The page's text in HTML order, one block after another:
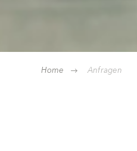
Home Anfragen